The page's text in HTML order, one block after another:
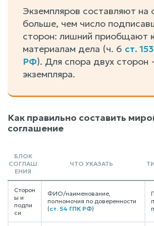
Экземпляров составляют на
больше, чем число
сторон: лишний приобщают
материалам дела (ч. 6 ст.
РФ). Для спора двух сторон
экземпляра.
Как правильно составить
соглашение
БЛОК
СОГЛАШ
ЕНИЯ
ЧТО УКАЗАТЬ
Сторон
ы и
подпи
си
ФИО/наименование,
полномочия по доверенности
(ст. 54 ГПК РФ)